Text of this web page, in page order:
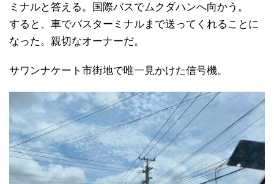
ミナルと答える。国際バスでムクダハンへ向かう。
すると、車でバスターミナルまで送ってくれることに
なった。親切なオーナーだ。
サワンナケート市街地で唯一見かけた信号機。